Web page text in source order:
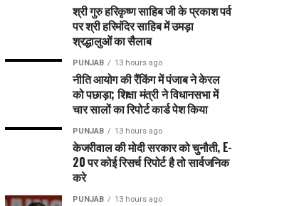
श्री गुरु हरिकृष्ण साहिब जी के प्रकाश पर्व
पर श्री हरिमंदिर साहिब में उमड़ा
श्रद्धालुओं का सैलाब
PUNJAB 13 hours ago
नीति आयोग की रैंकिंग में पंजाब ने केरल
को पछाड़ा; शिक्षा मंत्री ने विधानसभा में
चार सालों का रिपोर्ट कार्ड पेश किया
PUNJAB 13 hours ago
केजरीवाल की मोदी सरकार को चुनौती, E-
20 पर कोई रिसर्च रिपोर्ट है तो सार्वजनिक
करे
PUNJAB 13 hours ago